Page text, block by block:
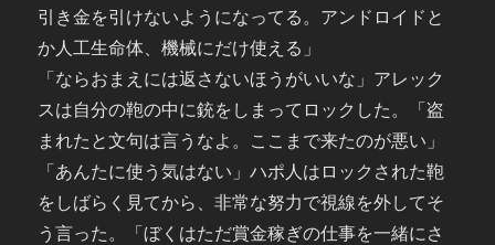
引き金を引けないようになってる。アンドロイドと
か人工生命体、機械にだけ使える」
「ならおまえには返さないほうがいいな」アレック
スは自分の鞄の中に銃をしまってロックした。「盗
まれたと文句は言うなよ。ここまで来たのが悪い」
「あんたに使う気はない」ハポ人はロックされた鞄
をしばらく見てから、非常な努力で視線を外してそ
う言った。「ぼくはただ賞金稼ぎの仕事を一緒にさ